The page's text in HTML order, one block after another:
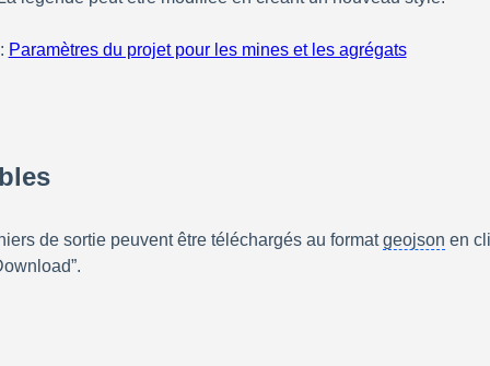
Paramètres du projet pour les mines et les agrégats‍
de sortie peuvent être téléchargés au format geojson en
”.